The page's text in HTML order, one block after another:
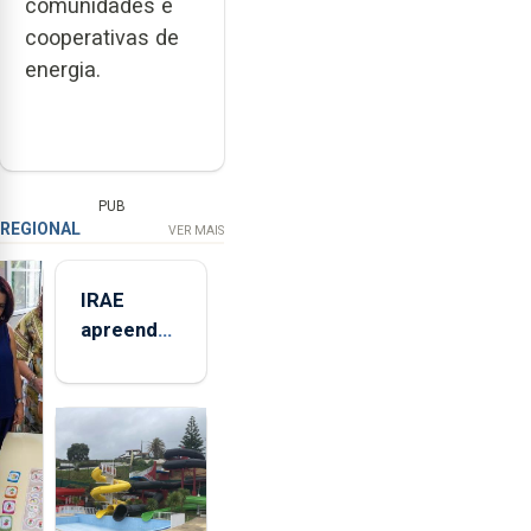
comunidades e
cooperativas de
energia.
PUB
REGIONAL VER MAIS
IRAE
apreendeu
toneladas
de
alimentos
entre
2021 e